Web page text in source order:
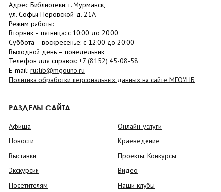
Адрес Библиотеки: г. Мурманск,
ул. Софьи Перовской, д. 21А
Режим работы:
Вторник – пятница: с 10:00 до 20:00
Суббота – воскресенье: c 12:00 до 20:00
Выходной день – понедельник
Телефон для справок: +7 (8152) 45-08-58
E-mail: ruslib@mgounb.ru
Политика обработки персональных данных на сайте МГОУНБ
РАЗДЕЛЫ САЙТА
Афиша
Новости
Выставки
Экскурсии
Посетителям
Онлайн-услуги
Краеведение
Проекты. Конкурсы
Видео
Наши клубы